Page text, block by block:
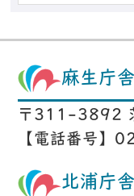
麻生庁舎
〒311-3892
【電話番号
北浦庁舎